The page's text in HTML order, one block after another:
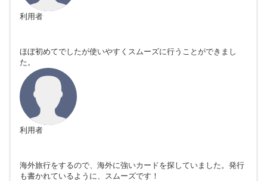
利用者
ほぼ初めてでしたが使いやすくスムーズに行うことができまし
た。
利用者
海外旅行をするので、海外に強いカードを探していました。発行
も書かれているように、スムーズです！